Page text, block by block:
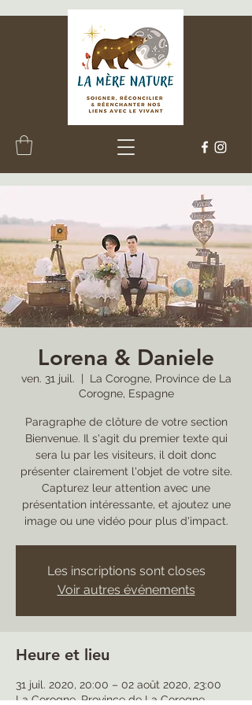
Lorena & Daniele
ven. 31 juil.
La Corogne, Province de La
Corogne, Espagne
Paragraphe de clôture de votre section
Bienvenue. Il s'agit du premier texte qui
sera lu par les visiteurs, il doit donc
présenter clairement l'objet de votre site.
Capturez leur attention avec une
présentation intéressante, et ajoutez une
image ou une vidéo pour plus d'impact.
Les inscriptions sont closes
Voir autres événements
Heure et lieu
31 juil. 2020, 20:00 – 02 août 2020, 23:00
La Corogne, Province de La Corogne,